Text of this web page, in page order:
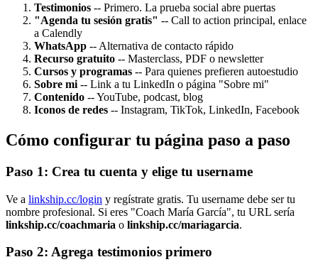
Testimonios -- Primero. La prueba social abre puertas
"Agenda tu sesión gratis" -- Call to action principal, enlace
a Calendly
WhatsApp -- Alternativa de contacto rápido
Recurso gratuito -- Masterclass, PDF o newsletter
Cursos y programas -- Para quienes prefieren autoestudio
Sobre mi -- Link a tu LinkedIn o página "Sobre mi"
Contenido -- YouTube, podcast, blog
Iconos de redes -- Instagram, TikTok, LinkedIn, Facebook
Cómo configurar tu página paso a paso
Paso 1: Crea tu cuenta y elige tu username
Ve a linkship.cc/login y regístrate gratis. Tu username debe ser tu
nombre profesional. Si eres "Coach María García", tu URL sería
linkship.cc/coachmaria o linkship.cc/mariagarcia.
Paso 2: Agrega testimonios primero